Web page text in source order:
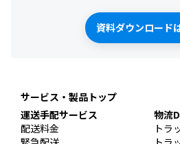
資料ダウンロード
サービス・製品トップ
運送手配サービス
配送料金
物流
トラ